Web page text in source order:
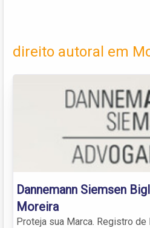
direito autoral em
Dannemann Siemsen
Moreira
Proteja sua Marca. Registro